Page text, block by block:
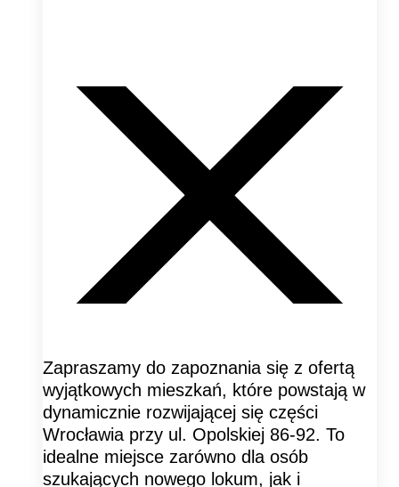
Zapraszamy do zapoznania się z ofertą
wyjątkowych mieszkań, które powstają w
dynamicznie rozwijającej się części
Wrocławia przy ul. Opolskiej 86-92. To
idealne miejsce zarówno dla osób
szukających nowego lokum, jak i